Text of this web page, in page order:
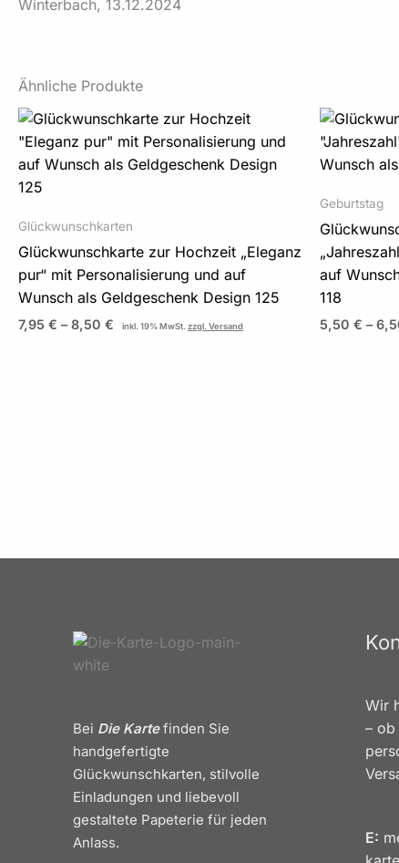
Winterbach, 13.12.2024
Ähnliche Produkte
Glückwunschkarten
Glückwunschkarte zur Hochzeit „Eleganz
pur“ mit Personalisierung und auf
Wunsch als Geldgeschenk Design 125
7,95 € –8,50 €
Preisspanne:
bis
8,50 €
inkl. 19% MwSt. zzgl. Versand
Geburtstag
auf
118
5,50 € –
Bei Die Kartefinden Sie
handgefertigte
Glückwunschkarten, stilvolle
Einladungen und liebevoll
gestaltete Papeterie für jeden
Anlass.
Wir
– ob
E: